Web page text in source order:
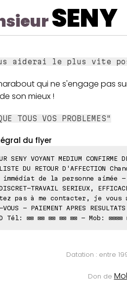
SENY
aiderai le plus vite
qui ne s'engage pas
son mieux !
TOUS VOS PROBLEMES"
du flyer
SENY VOYANT MEDIUM CONFIRME
DU RETOUR D'AFFECTION
immédiat de la personne aimée -
TRAVAIL SERIEUX,
pas à me contacter, je
VOUS - PAIEMENT APRES
Tél: ⊠⊠ ⊠⊠ ⊠⊠ ⊠⊠ ⊠⊠ - Mob: ⊠⊠⊠⊠
Datation : entre
Don de